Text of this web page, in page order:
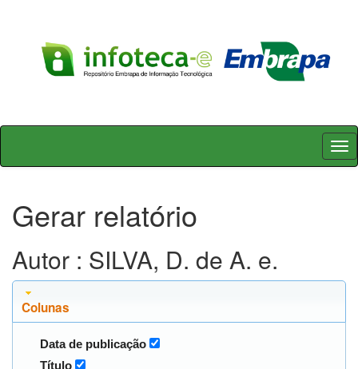
Skip
Gerar relatório
Autor : SILVA, D. de A. e.
Colunas
Data de publicação
Título